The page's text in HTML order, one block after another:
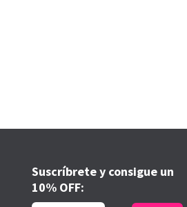
Suscríbrete y consigue un
10% OFF: